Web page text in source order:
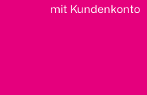
mit Kundenkonto